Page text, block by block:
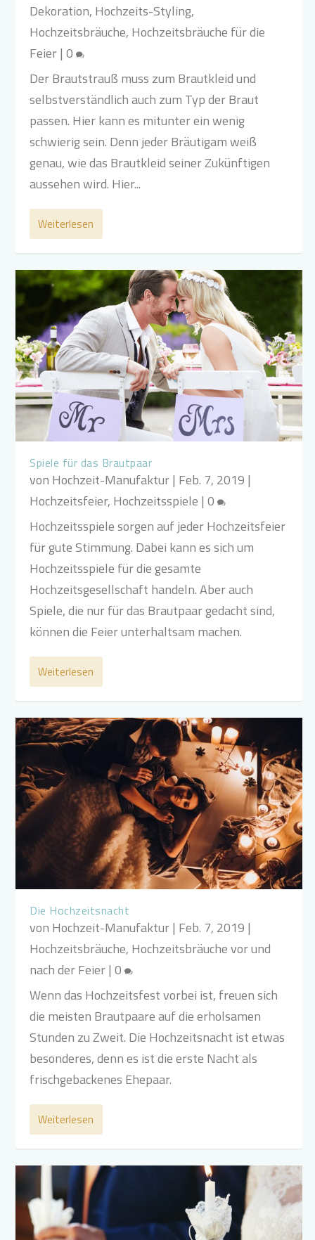
Dekoration, Hochzeits-Styling,
Hochzeitsbräuche, Hochzeitsbräuche für die
Feier|0
Der Brautstrauß muss zum Brautkleid und
selbstverständlich auch zum Typ der Braut
passen. Hier kann es mitunter ein wenig
schwierig sein. Denn jeder Bräutigam weiß
genau, wie das Brautkleid seiner Zukünftigen
aussehen wird. Hier...
Weiterlesen
Spiele für das Brautpaar
von Hochzeit-Manufaktur| Feb. 7, 2019 |
Hochzeitsfeier, Hochzeitsspiele |0
Hochzeitsspiele sorgen auf jeder Hochzeitsfeier
für gute Stimmung. Dabei kann es sich um
Hochzeitsspiele für die gesamte
Hochzeitsgesellschaft handeln. Aber auch
Spiele, die nur für das Brautpaar gedacht sind,
können die Feier unterhaltsam machen.
Weiterlesen
Die Hochzeitsnacht
von Hochzeit-Manufaktur| Feb. 7, 2019 |
Hochzeitsbräuche, Hochzeitsbräuche vor und
nach der Feier|0
Wenn das Hochzeitsfest vorbei ist, freuen sich
die meisten Brautpaare auf die erholsamen
Stunden zu Zweit. Die Hochzeitsnacht ist etwas
besonderes, denn es ist die erste Nacht als
frischgebackenes Ehepaar.
Weiterlesen